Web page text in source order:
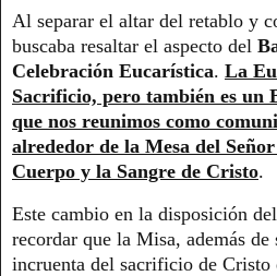
Al separar el altar del retablo y
buscaba resaltar el aspecto del
Celebración Eucarística. La
Sacrificio, pero también es un
que nos reunimos como
alrededor de la Mesa del
Cuerpo y la Sangre de Cristo.
Este cambio en la disposición
recordar que la Misa, además de
incruenta del sacrificio de Cristo